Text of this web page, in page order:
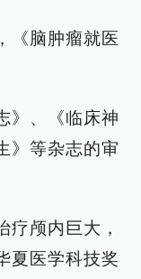
《脑肿瘤就医
》、《临床神
》等杂志的审
疗颅内巨大，
夏医学科技奖